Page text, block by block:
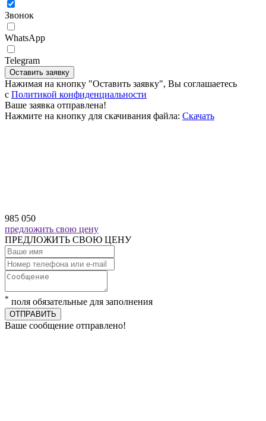
Звонок
WhatsApp
Telegram
Оставить заявку
Нажимая на кнопку "Оставить заявку", Вы соглашаетесь
c Политикой конфиденциальности
Ваше заявка отправлена!
Нажмите на кнопку для скачивания файла: Скачать
985 050
предложить свою цену
ПРЕДЛОЖИТЬ СВОЮ ЦЕНУ
* поля обязательные для заполнения
ОТПРАВИТЬ
Ваше сообщение отправлено!